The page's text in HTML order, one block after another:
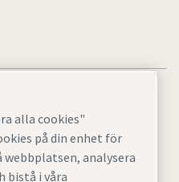
Översikt
alla cookies"
på din enhet för
analysera
bistå i våra